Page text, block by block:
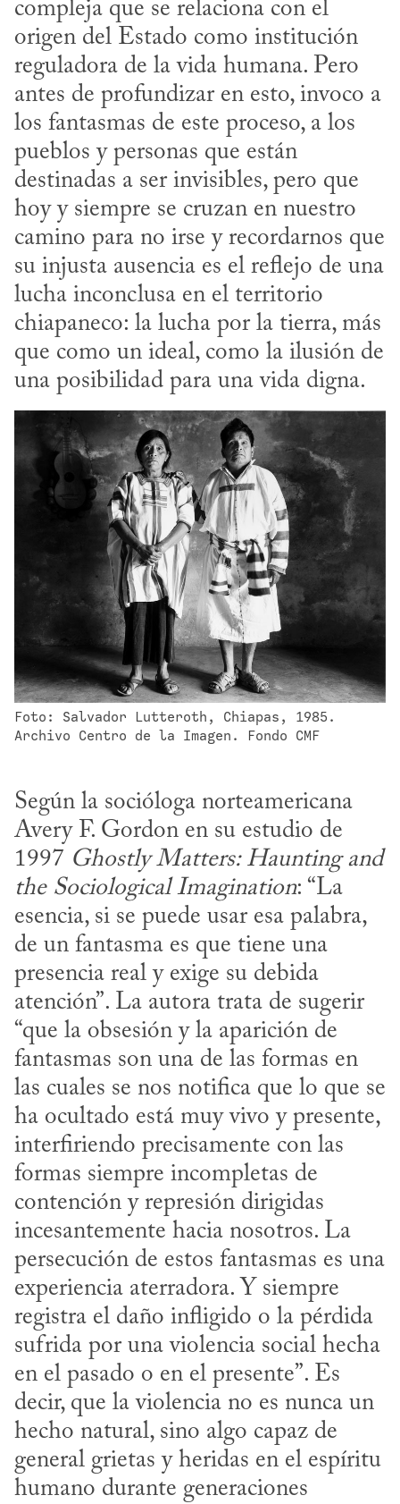
compleja que se relaciona con el
origen del Estado como institución
reguladora de la vida humana. Pero
antes de profundizar en esto, invoco a
los fantasmas de este proceso, a los
pueblos y personas que están
destinadas a ser invisibles, pero que
hoy y siempre se cruzan en nuestro
camino para no irse y recordarnos que
su injusta ausencia es el reflejo de una
lucha inconclusa en el territorio
chiapaneco: la lucha por la tierra, más
que como un ideal, como la ilusión de
una posibilidad para una vida digna.
Foto: Salvador Lutteroth, Chiapas, 1985.
Archivo Centro de la Imagen. Fondo CMF
Según la socióloga norteamericana
Avery F. Gordon en su estudio de
1997 Ghostly Matters: Haunting and
the Sociological Imagination: “La
esencia, si se puede usar esa palabra,
de un fantasma es que tiene una
presencia real y exige su debida
atención”. La autora trata de sugerir
“que la obsesión y la aparición de
fantasmas son una de las formas en
las cuales se nos notifica que lo que se
ha ocultado está muy vivo y presente,
interfiriendo precisamente con las
formas siempre incompletas de
contención y represión dirigidas
incesantemente hacia nosotros. La
persecución de estos fantasmas es una
experiencia aterradora. Y siempre
registra el daño infligido o la pérdida
sufrida por una violencia social hecha
en el pasado o en el presente”. Es
decir, que la violencia no es nunca un
hecho natural, sino algo capaz de
general grietas y heridas en el espíritu
humano durante generaciones